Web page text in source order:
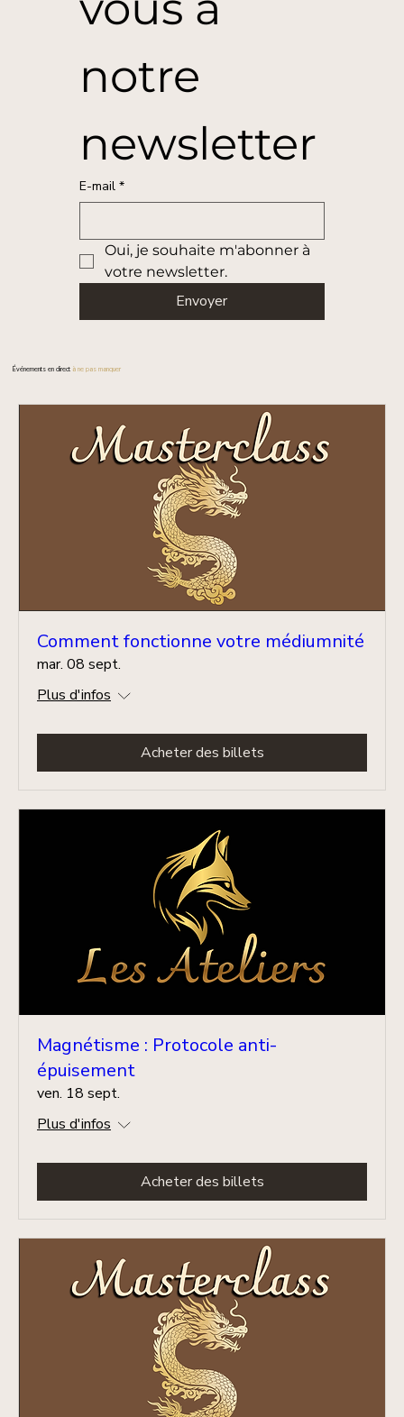
notre
newsletter
E-mail *
Oui, je souhaite m'abonner à
votre newsletter.
Envoyer
Événements en direct à ne pas manquer
Comment fonctionne votre médiumnité
mar. 08 sept.
Plus d'infos
Acheter des billets
Magnétisme : Protocole anti-
épuisement
ven. 18 sept.
Plus d'infos
Acheter des billets